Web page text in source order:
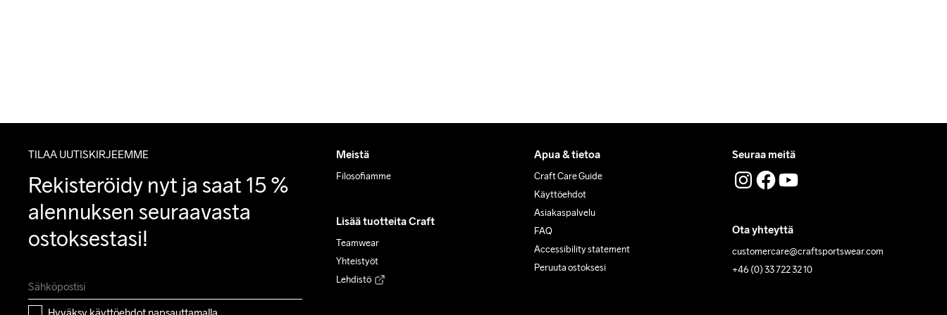
TILAA UUTISKIRJEEMME
Rekisteröidy nyt ja saat 15 %
alennuksen seuraavasta
ostoksestasi!
Hyväksy käyttöehdot napsauttamalla
Meistä
Filosofiamme
Lisää tuotteita Craft
Teamwear
Yhteistyöt
Lehdistö
Apua & tietoa
Craft Care Guide
Käyttöehdot
Asiakaspalvelu
FAQ
Accessibility statement
Peruuta ostoksesi
Seuraa meitä
Ota yhteyttä
customercare@craftsportswear.com
+46 (0) 33 722 32 10